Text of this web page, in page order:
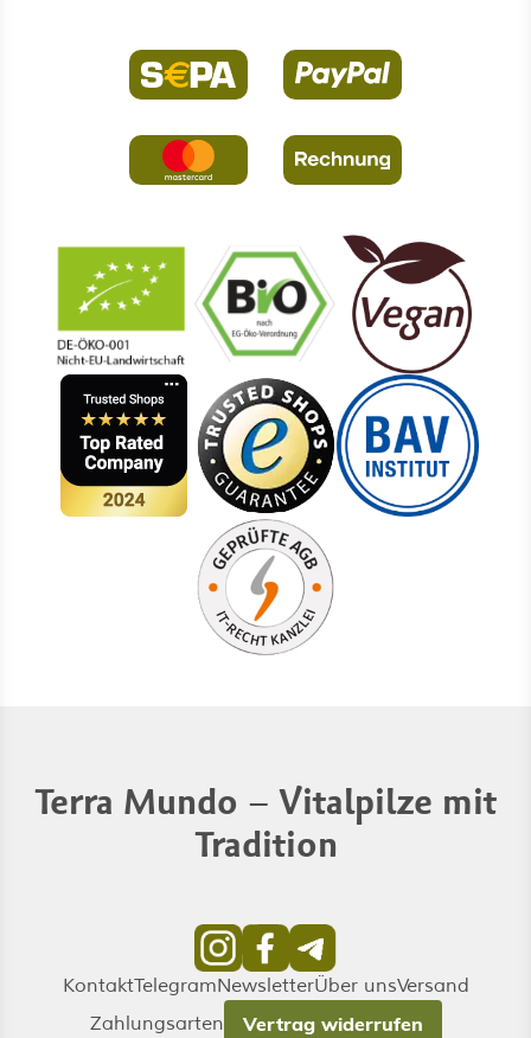
Terra Mundo – Vitalpilze mit
Tradition
KontaktTelegramNewsletterÜber unsVersand
Zahlungsarten
Vertrag widerrufen